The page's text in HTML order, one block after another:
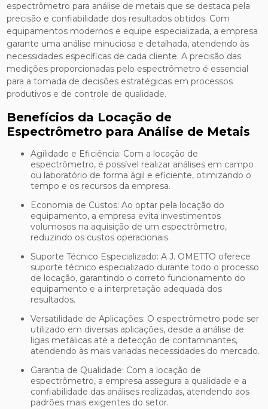
espectrômetro para análise de metais que se destaca pela
precisão e confiabilidade dos resultados obtidos. Com
equipamentos modernos e equipe especializada, a empresa
garante uma análise minuciosa e detalhada, atendendo às
necessidades específicas de cada cliente. A precisão das
medições proporcionadas pelo espectrômetro é essencial
para a tomada de decisões estratégicas em processos
produtivos e de controle de qualidade.
Benefícios da Locação de
Espectrômetro para Análise de Metais
Agilidade e Eficiência: Com a locação de
espectrômetro, é possível realizar análises em campo
ou laboratório de forma ágil e eficiente, otimizando o
tempo e os recursos da empresa.
Economia de Custos: Ao optar pela locação do
equipamento, a empresa evita investimentos
volumosos na aquisição de um espectrômetro,
reduzindo os custos operacionais.
Suporte Técnico Especializado: A J. OMETTO oferece
suporte técnico especializado durante todo o processo
de locação, garantindo o correto funcionamento do
equipamento e a interpretação adequada dos
resultados.
Versatilidade de Aplicações: O espectrômetro pode ser
utilizado em diversas aplicações, desde a análise de
ligas metálicas até a detecção de contaminantes,
atendendo às mais variadas necessidades do mercado.
Garantia de Qualidade: Com a locação de
espectrômetro, a empresa assegura a qualidade e a
confiabilidade das análises realizadas, atendendo aos
padrões mais exigentes do setor.